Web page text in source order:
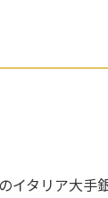
イタリア大手